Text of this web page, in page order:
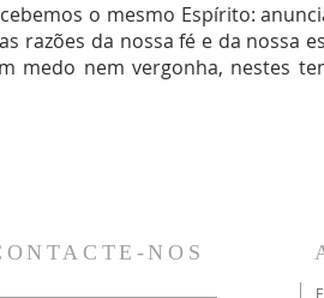
o mesmo Espírito:
razões da nossa fé e da nossa
medo nem vergonha, nestes
NOS